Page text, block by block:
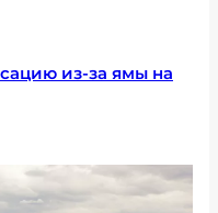
из-за ямы на